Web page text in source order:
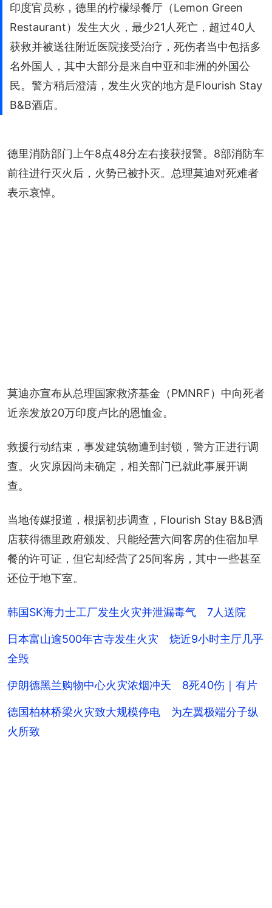
印度官员称，德里的柠檬绿餐厅（Lemon Green
Restaurant）发生大火，最少21人死亡，超过40人
获救并被送往附近医院接受治疗，死伤者当中包括多
名外国人，其中大部分是来自中亚和非洲的外国公
民。警方稍后澄清，发生火灾的地方是Flourish Stay
B&B酒店。
德里消防部门上午8点48分左右接获报警。8部消防车
前往进行灭火后，火势已被扑灭。总理莫迪对死难者
表示哀悼。
莫迪亦宣布从总理国家救济基金（PMNRF）中向死者
近亲发放20万印度卢比的恩恤金。
救援行动结束，事发建筑物遭到封锁，警方正进行调
查。火灾原因尚未确定，相关部门已就此事展开调
查。
当地传媒报道，根据初步调查，Flourish Stay B&B酒
店获得德里政府颁发、只能经营六间客房的住宿加早
餐的许可证，但它却经营了25间客房，其中一些甚至
还位于地下室。
韩国SK海力士工厂发生火灾并泄漏毒气 7人送院
日本富山逾500年古寺发生火灾 烧近9小时主厅几乎
全毁
伊朗德黑兰购物中心火灾浓烟冲天 8死40伤｜有片
德国柏林桥梁火灾致大规模停电 为左翼极端分子纵
火所致